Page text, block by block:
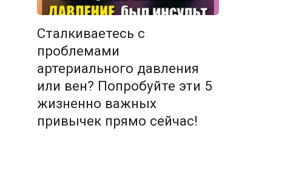
Сталкиваетесь с
проблемами
артериального давления
или вен? Попробуйте эти 5
жизненно важных
привычек прямо сейчас!